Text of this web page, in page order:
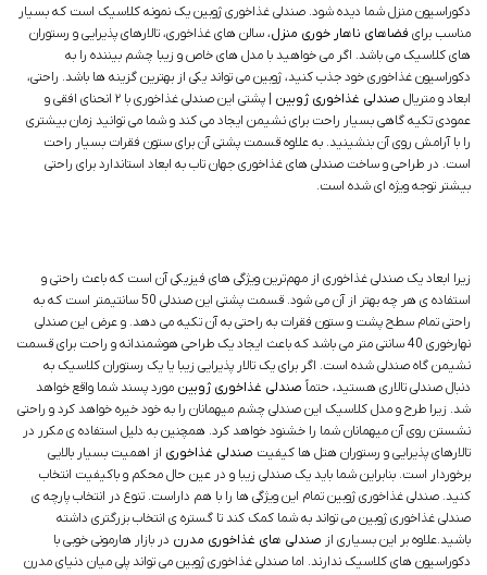
دکوراسیون منزل شما دیده شود. صندلی غذاخوری ژوبین یک نمونه کلاسیک است که بسیار
مناسب برای فضاهای ناهار خوری منزل، سالن های غذاخوری، تالارهای پذیرایی و رستوران
های کلاسیک می باشد. اگر می خواهید با مدل های خاص و زیبا چشم بیننده را به
دکوراسیون غذاخوری خود جذب کنید، ژوبین می تواند یکی از بهترین گزینه ها باشد. راحتی،
ابعاد و متریال صندلی غذاخوری ژوبین
| پشتی این صندلی غذاخوری با ۲ انحنای افقی و
عمودی تکیه گاهی بسیار راحت برای نشیمن ایجاد می کند و شما می توانید زمان بیشتری
را با آرامش روی آن بنشینید. به علاوه قسمت پشتی آن برای ستون فقرات بسیار راحت
است. در طراحی و ساخت صندلی های غذاخوری جهان تاب به ابعاد استاندارد برای راحتی
بیشتر توجه ویژه ای شده است.
زیرا ابعاد یک صندلی غذاخوری از مهم‌ترین ویژگی های فیزیکی آن است که باعث راحتی و
استفاده ی هر چه بهتر از آن می شود. قسمت پشتی این صندلی 50 سانتیمتر است که به
راحتی تمام سطح پشت و ستون فقرات به راحتی به آن تکیه می دهد. و عرض این صندلی
نهارخوری 40 سانتی متر می باشد که باعث ایجاد یک طراحی هوشمندانه و راحت برای قسمت
نشیمن گاه صندلی شده است. اگر برای یک تالار پذیرایی زیبا یا یک رستوران کلاسیک به
دنبال صندلی تالاری هستید، حتماً صندلی غذاخوری ژوبین مورد پسند شما واقع خواهد
شد. زیرا طرح و مدل کلاسیک این صندلی چشم میهمانان را به خود خیره خواهد کرد و راحتی
نشستن روی آن میهمانان شما را خشنود خواهد کرد. همچنین به دلیل استفاده ی مکرر در
تالارهای پذیرایی و رستوران هتل ها کیفیت صندلی غذاخوری از اهمیت بسیار بالایی
برخوردار است. بنابراین شما باید یک صندلی زیبا و در عین حال محکم و باکیفیت انتخاب
کنید. صندلی غذاخوری ژوبین تمام این ویژگی ها را با هم داراست. تنوع در انتخاب پارچه ی
صندلی غذاخوری ژوبین می تواند به شما کمک کند تا گستره ی انتخاب بزرگتری داشته
باشید.علاوه بر این بسیاری از صندلی های غذاخوری مدرن در بازار هارمونی خوبی با
دکوراسیون های کلاسیک ندارند. اما صندلی غذاخوری ژوبین می تواند پلی میان دنیای مدرن